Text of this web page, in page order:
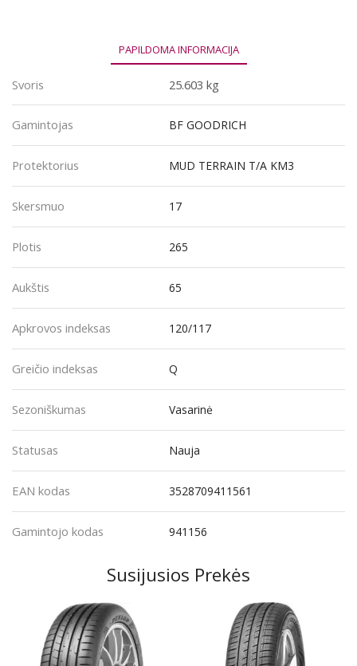
PAPILDOMA INFORMACIJA
Svoris 25.603 kg
Gamintojas BF GOODRICH
Protektorius MUD TERRAIN T/A KM3
Skersmuo 17
Plotis 265
Aukštis 65
Apkrovos indeksas 120/117
Greičio indeksas Q
Sezoniškumas Vasarinė
Statusas Nauja
EAN kodas 3528709411561
Gamintojo kodas 941156
Susijusios Prekės